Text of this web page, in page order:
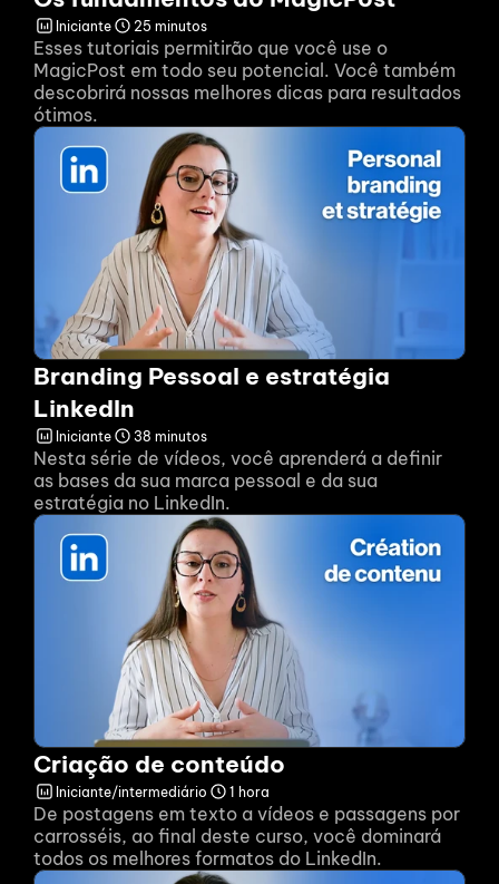
Iniciante 25 minutos
Esses tutoriais permitirão que você use o
MagicPost em todo seu potencial. Você também
descobrirá nossas melhores dicas para resultados
ótimos.
Branding Pessoal e estratégia
LinkedIn
Iniciante 38 minutos
Nesta série de vídeos, você aprenderá a definir
as bases da sua marca pessoal e da sua
estratégia no LinkedIn.
Criação de conteúdo
Iniciante/intermediário 1 hora
De postagens em texto a vídeos e passagens por
carrosséis, ao final deste curso, você dominará
todos os melhores formatos do LinkedIn.